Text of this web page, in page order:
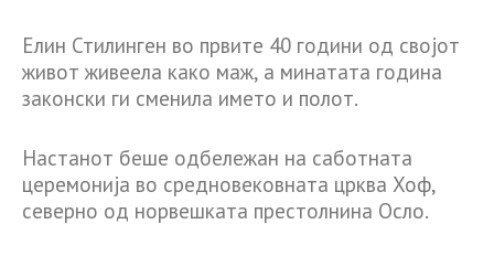
Елин Стилинген во првите 40 години од својот
живот живеела како маж, а минатата година
законски ги сменила името и полот.
Настанот беше одбележан на саботната
церемонија во средновековната црква Хоф,
северно од норвешката престолнина Осло.